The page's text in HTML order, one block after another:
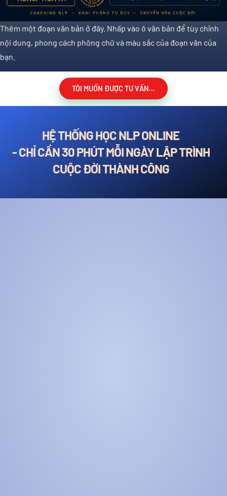
Thêm một đoạn văn bản ở đây. Nhấp vào ô văn bản để tùy chỉnh
nội dung, phong cách phông chữ và màu sắc của đoạn văn của
bạn.
TÔI MUỐN ĐƯỢC TƯ VẤN...
HỆ THỐNG HỌC NLP ONLINE
- CHỈ CẦN 30 PHÚT MỖI NGÀY LẬP TRÌNH
CUỘC ĐỜI THÀNH CÔNG